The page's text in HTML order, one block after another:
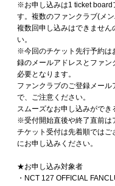
※お申し込みは1 ticket board
す。複数のファンクラブ(メ
複数回申し込みはできません
い。
※今回のチケット先行予約は
録のメールアドレスとファ
必要となります。
ファンクラブのご登録メー
で、ご注意ください。
スムーズなお申し込みができ
※受付開始直後や終了直前は
チケット受付は先着順では
にお申し込みください。
★お申し込み対象者
・NCT 127 OFFICIAL